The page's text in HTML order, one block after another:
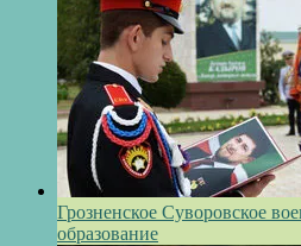
Грозненское Суворовское
образование